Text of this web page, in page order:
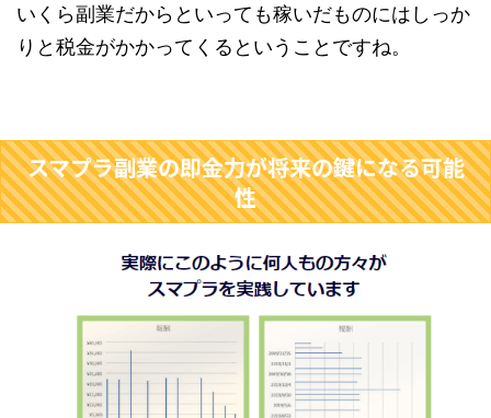
いくら副業だからといっても稼いだものにはしっか
りと税金がかかってくるということですね。
スマプラ副業の即金力が将来の鍵になる可能
性